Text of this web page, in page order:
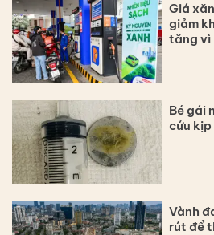
Giá
giảm
tăng vì
Bé gái
cứu
Vành
rút để